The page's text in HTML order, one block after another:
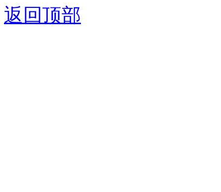
返回顶部